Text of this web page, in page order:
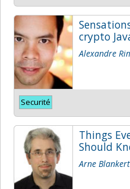
crypto
Alexandre
Securité
Things
Should
Arne